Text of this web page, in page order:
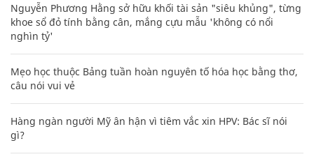
Nguyễn Phương Hằng sở hữu khối tài sản "siêu khủng", từng
khoe sổ đỏ tính bằng cân, mắng cựu mẫu 'không có nổi
nghìn tỷ'
Mẹo học thuộc Bảng tuần hoàn nguyên tố hóa học bằng thơ,
câu nói vui vẻ
Hàng ngàn người Mỹ ân hận vì tiêm vắc xin HPV: Bác sĩ nói
gì?